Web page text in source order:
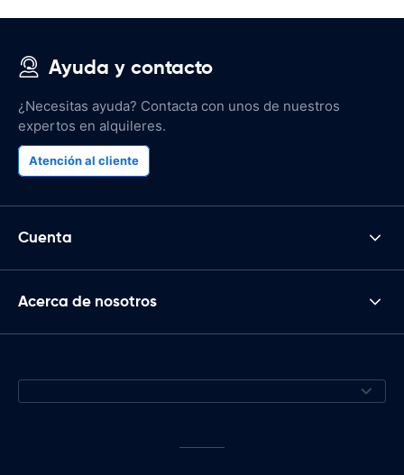
Ayuda y contacto
¿Necesitas ayuda? Contacta con unos de nuestros
expertos en alquileres.
Atención al cliente
Cuenta
Acerca de nosotros